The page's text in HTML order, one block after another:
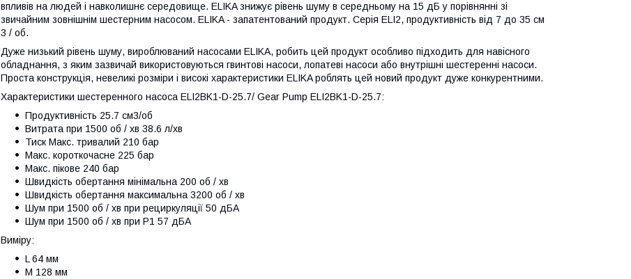
впливів на людей і навколишнє середовище. ELIKA знижує рівень шуму в середньому на 15 дБ у порівнянні зі
звичайним зовнішнім шестерним насосом. ELIKA - запатентований продукт. Серія ELI2, продуктивність від 7 до 35 см
3 / об.
Дуже низький рівень шуму, вироблюваний насосами ELIKA, робить цей продукт особливо підходить для навісного
обладнання, з яким зазвичай використовуються гвинтові насоси, лопатеві насоси або внутрішні шестеренні насоси.
Проста конструкція, невеликі розміри і високі характеристики ELIKA роблять цей новий продукт дуже конкурентними.
Характеристики шестеренного насоса ELI2BK1-D-25.7/ Gear Pump ELI2BK1-D-25.7:
Продуктивність 25.7 см3/об
Витрата при 1500 об / хв 38.6 л/хв
Тиск Макс. тривалий 210 бар
Макс. короткочасне 225 бар
Макс. пікове 240 бар
Швидкість обертання мінімальна 200 об / хв
Швидкість обертання максимальна 3200 об / хв
Шум при 1500 об / хв при рециркуляції 50 дБА
Шум при 1500 об / хв при P1 57 дБА
Виміру:
L 64 мм
M 128 мм